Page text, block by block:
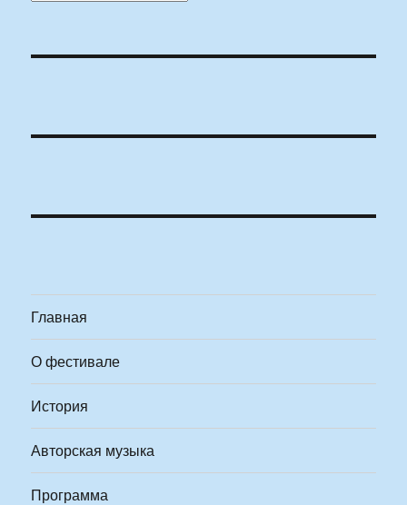
Главная
О фестивале
История
Авторская музыка
Программа